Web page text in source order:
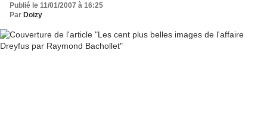
Publié le 11/01/2007 à 16:25
Par Doizy